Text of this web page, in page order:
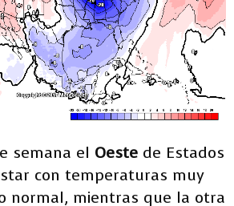
semana el Oeste de Estados
con temperaturas muy
normal, mientras que la otra